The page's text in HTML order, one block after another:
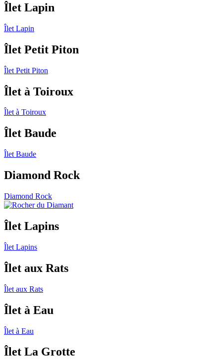
Îlet Lapin
Îlet Lapin
Îlet Petit Piton
Îlet Petit Piton
Îlet à Toiroux
Îlet à Toiroux
Îlet Baude
Îlet Baude
Diamond Rock
Diamond Rock
Îlet Lapins
Îlet Lapins
Îlet aux Rats
Îlet aux Rats
Îlet à Eau
Îlet à Eau
Îlet La Grotte